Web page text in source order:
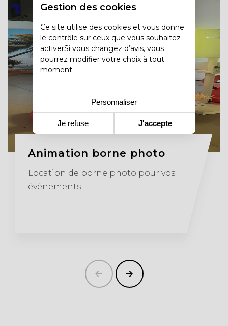
Animation borne photo
Location de borne photo pour vos
événements
Gestion des cookies
Ce site utilise des cookies et vous donne
le contrôle sur ceux que vous souhaitez
activerSi vous changez d’avis, vous
pourrez modifier votre choix à tout
moment.
Je refuse
Personnaliser
J'accepte